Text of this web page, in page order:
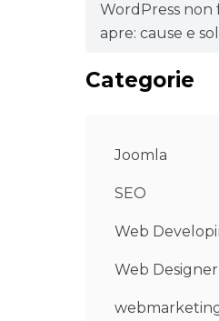
WordPress non
apre: cause e
Categorie
Joomla
SEO
Web
Web